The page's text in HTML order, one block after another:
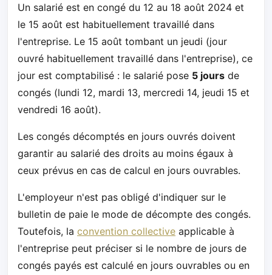
Un salarié est en congé du 12 au 18 août 2024 et
le 15 août est habituellement travaillé dans
l'entreprise. Le 15 août tombant un jeudi (jour
ouvré habituellement travaillé dans l'entreprise), ce
jour est comptabilisé : le salarié pose 5 jours de
congés (lundi 12, mardi 13, mercredi 14, jeudi 15 et
vendredi 16 août).
Les congés décomptés en jours ouvrés doivent
garantir au salarié des droits au moins égaux à
ceux prévus en cas de calcul en jours ouvrables.
L'employeur n'est pas obligé d'indiquer sur le
bulletin de paie le mode de décompte des congés.
Toutefois, la convention collective applicable à
l'entreprise peut préciser si le nombre de jours de
congés payés est calculé en jours ouvrables ou en